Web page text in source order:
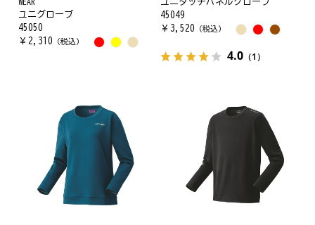
ユニグローブ
45050
￥ 2,310 （税込）
45049
￥ 3,520 （税込）
4.0（1）